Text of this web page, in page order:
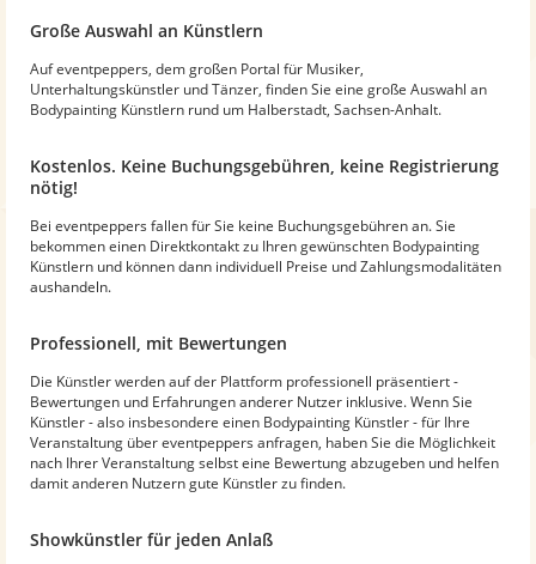
Große Auswahl an Künstlern
Auf eventpeppers, dem großen Portal für Musiker,
Unterhaltungskünstler und Tänzer, finden Sie eine große Auswahl an
Bodypainting Künstlern rund um Halberstadt, Sachsen-Anhalt.
Kostenlos. Keine Buchungsgebühren, keine Registrierung
nötig!
Bei eventpeppers fallen für Sie keine Buchungsgebühren an. Sie
bekommen einen Direktkontakt zu Ihren gewünschten Bodypainting
Künstlern und können dann individuell Preise und Zahlungsmodalitäten
aushandeln.
Professionell, mit Bewertungen
Die Künstler werden auf der Plattform professionell präsentiert -
Bewertungen und Erfahrungen anderer Nutzer inklusive. Wenn Sie
Künstler - also insbesondere einen Bodypainting Künstler - für Ihre
Veranstaltung über eventpeppers anfragen, haben Sie die Möglichkeit
nach Ihrer Veranstaltung selbst eine Bewertung abzugeben und helfen
damit anderen Nutzern gute Künstler zu finden.
Showkünstler für jeden Anlaß